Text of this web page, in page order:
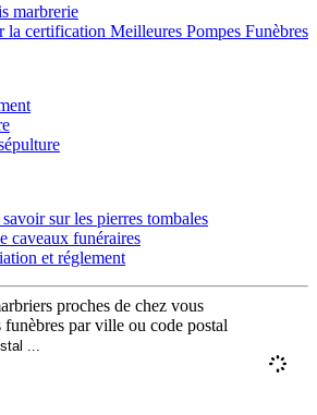
marbrerie
la certification Meilleures Pompes Funèbres
sur les pierres tombales
caveaux funéraires
et réglement
proches de chez vous
funèbres par ville ou code postal